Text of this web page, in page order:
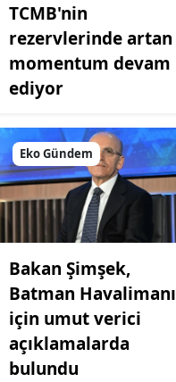
TCMB'nin
rezervlerinde artan
momentum devam
ediyor
Eko Gündem
Bakan Şimşek,
Batman Havalimanı
için umut verici
açıklamalarda
bulundu